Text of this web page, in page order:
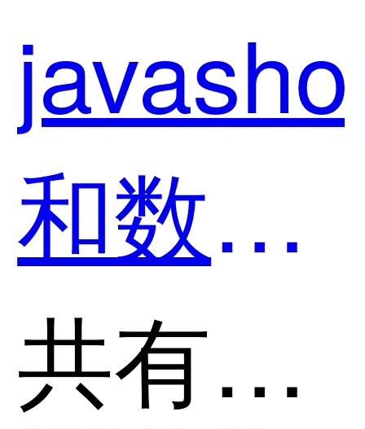
和数商
云电商
共有分类：全场景商城系统